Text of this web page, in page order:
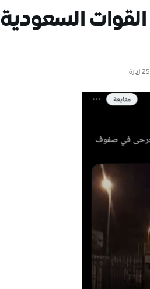
السعودية
25زيارة